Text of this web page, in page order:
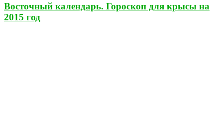
Восточный календарь. Гороскоп для крысы на
2015 год